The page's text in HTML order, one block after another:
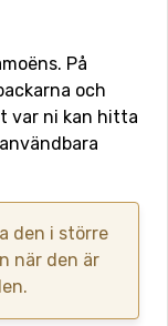
På
och
var ni kan hitta
den i större
när den är